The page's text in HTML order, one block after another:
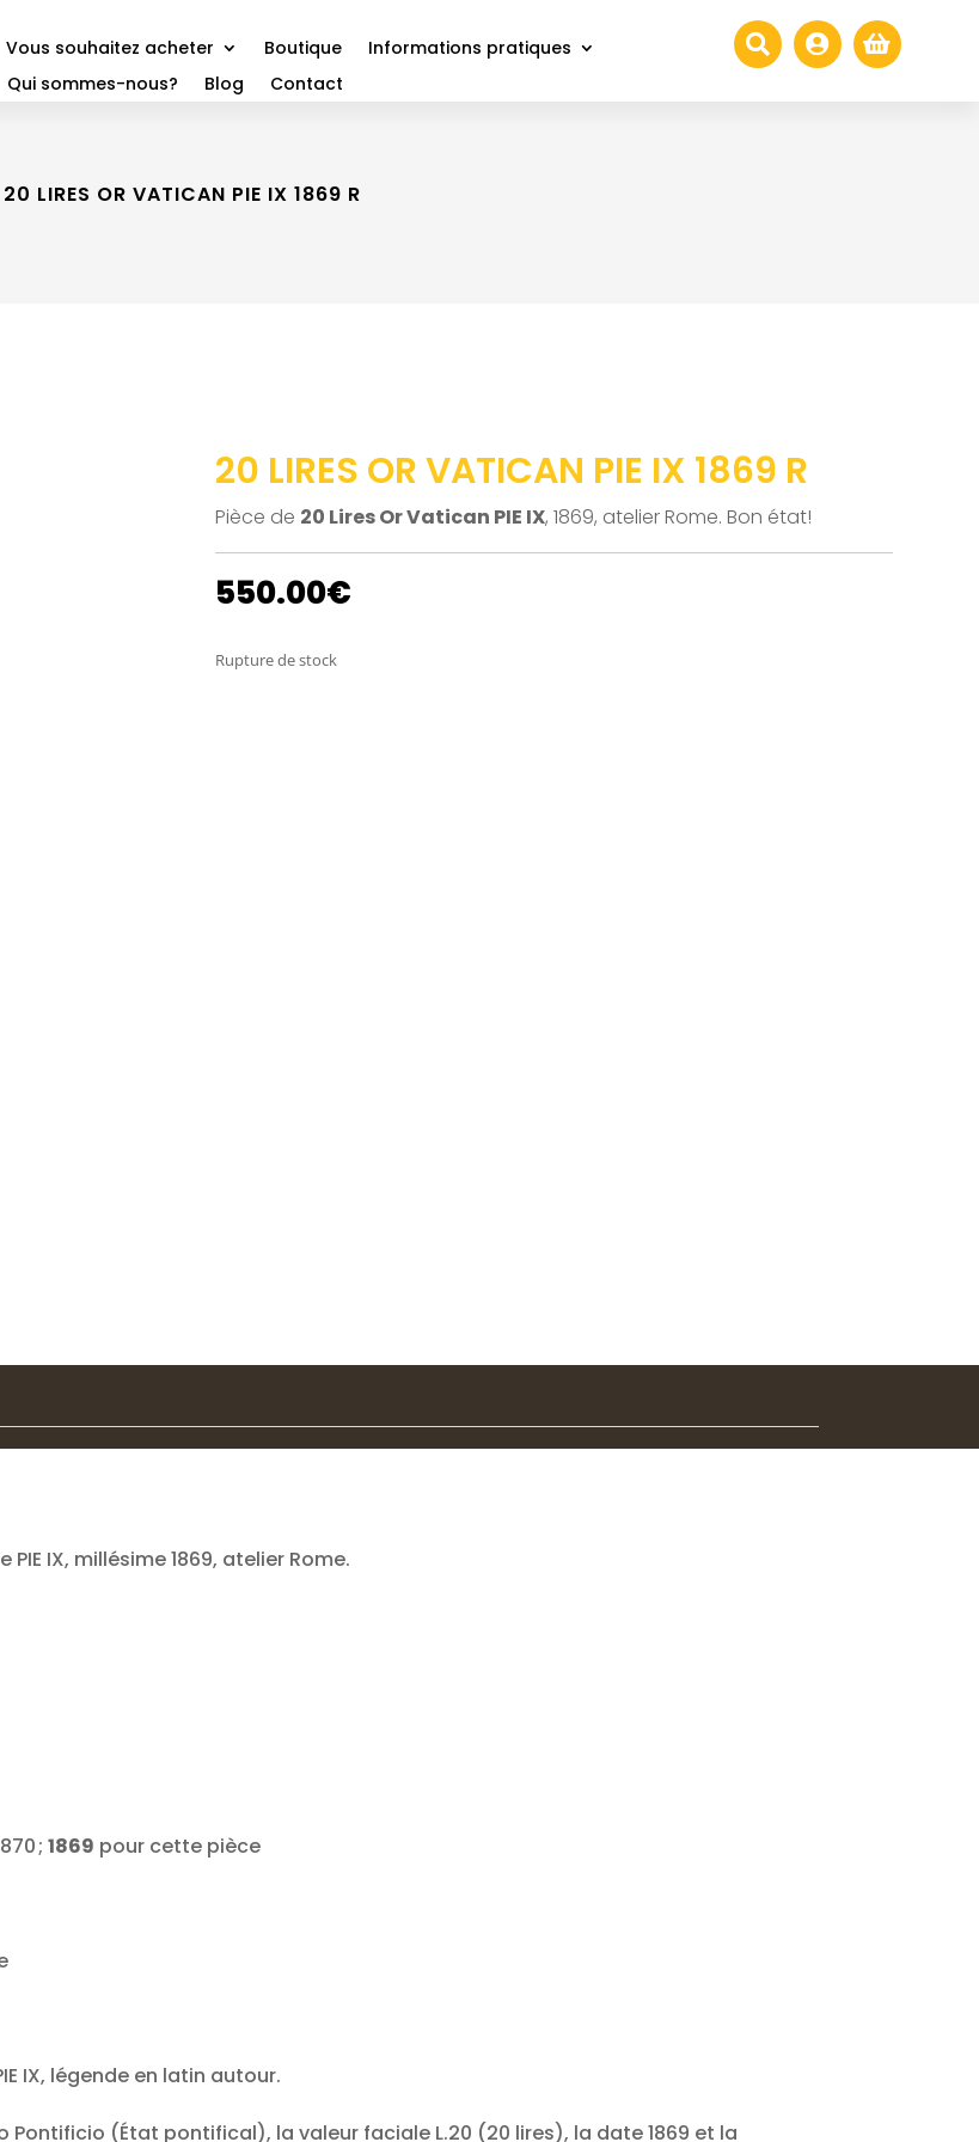
Vous souhaitez acheter Boutique
Informations pratiques
Qui sommes-nous?
Blog Contact
 

LIRES OR VATICAN PIE IX 1869 R
20 LIRES OR VATICAN PIE IX 1869 R
Pièce de 20 Lires Or Vatican PIE IX, 1869, atelier Rome. Bon état!
550.00€
Rupture de stock
IX, millésime 1869, atelier Rome.
;1869 pour cette pièce
IX, légende en latin autour.
Pontificio (État pontifical), la valeur faciale L.20 (20 lires), la date 1869 et la